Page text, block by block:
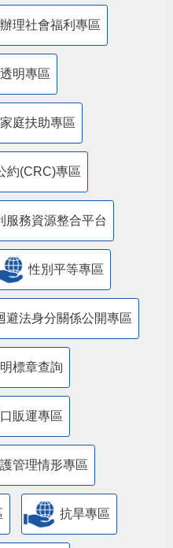
理社會福利專區
明專區
庭扶助專區
約(CRC)專區
服務資源整合平台
性別平等專區
避法身分關係公開專區
標章查詢
販運專區
管理情形專區
抗旱專區